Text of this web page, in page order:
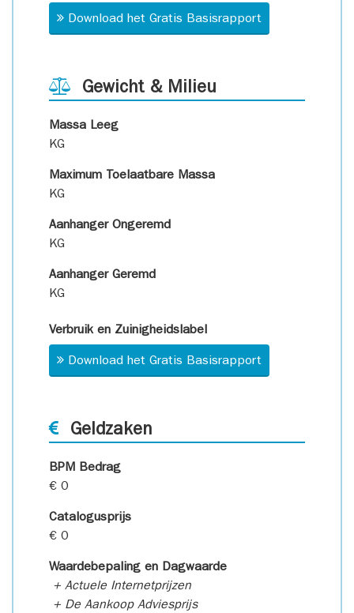
Download het Gratis Basisrapport
Gewicht & Milieu
Massa Leeg
KG
Maximum Toelaatbare Massa
KG
Aanhanger Ongeremd
KG
Aanhanger Geremd
KG
Verbruik en Zuinigheidslabel
Download het Gratis Basisrapport
Geldzaken
BPM Bedrag
€ 0
Catalogusprijs
€ 0
Waardebepaling en Dagwaarde
+ Actuele Internetprijzen
+ De Aankoop Adviesprijs